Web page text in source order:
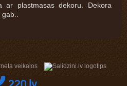
ar plastmasas dekoru. Dekora